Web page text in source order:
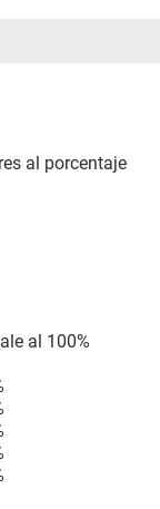
al porcentaje
al 100%